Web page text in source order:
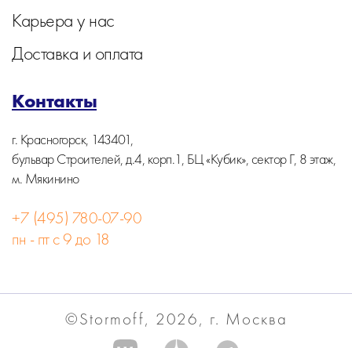
Карьера у нас
Доставка и оплата
Контакты
г. Красногорск, 143401,
бульвар Строителей, д.4, корп.1, БЦ «Кубик», сектор Г, 8 этаж,
м. Мякинино
+7 (495) 780-07-90
пн - пт с 9 до 18
©Stormoff, 2026, г. Москва